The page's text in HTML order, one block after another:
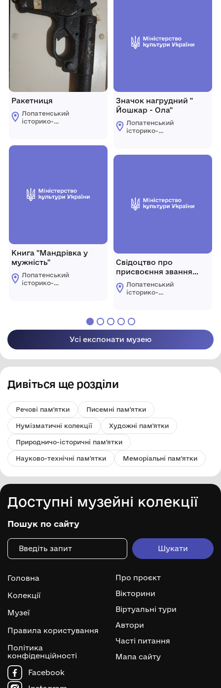
Ракетниця
Лопатенський
історико-
Книга "Мандрівка у
мужність"
Лопатенський
історико-
Значок нагрудний "
Йошкар - Ола"
Лопатенський
історико-
Свідоцтво про
присвоєння звання
колективу
Лопатенський
історико-
Усі експонати музею
Дивіться ще розділи
Речові пам'ятки Писемні пам'ятки
Нумізматичні колекції Художні пам'ятки
Природничо-історичні пам'ятки
Науково-технічні пам'ятки Меморіальні пам'ятки
Доступні музейні колекції
Пошук по сайту
Головна
Колекції
Музеї
Правила користування
Політика
конфіденційності
Про проєкт
Вікторини
Віртуальні тури
Автори
Часті питання
Мапа сайту
Facebook